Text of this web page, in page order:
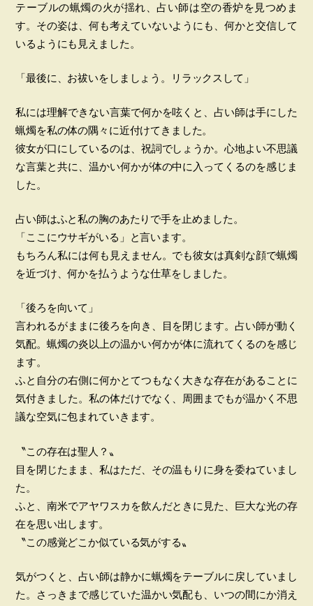
テーブルの蝋燭の火が揺れ、占い師は空の香炉を見つめま
す。その姿は、何も考えていないようにも、何かと交信して
いるようにも見えました。
「最後に、お祓いをしましょう。リラックスして」
私には理解できない言葉で何かを呟くと、占い師は手にした
蝋燭を私の体の隅々に近付けてきました。
彼女が口にしているのは、祝詞でしょうか。心地よい不思議
な言葉と共に、温かい何かが体の中に入ってくるのを感じま
した。
占い師はふと私の胸のあたりで手を止めました。
「ここにウサギがいる」と言います。
もちろん私には何も見えません。でも彼女は真剣な顔で蝋燭
を近づけ、何かを払うような仕草をしました。
「後ろを向いて」
言われるがままに後ろを向き、目を閉じます。占い師が動く
気配。蝋燭の炎以上の温かい何かが体に流れてくるのを感じ
ます。
ふと自分の右側に何かとてつもなく大きな存在があることに
気付きました。私の体だけでなく、周囲までもが温かく不思
議な空気に包まれていきます。
〝この存在は聖人？〟
目を閉じたまま、私はただ、その温もりに身を委ねていまし
た。
ふと、南米でアヤワスカを飲んだときに見た、巨大な光の存
在を思い出します。
〝この感覚どこか似ている気がする〟
気がつくと、占い師は静かに蝋燭をテーブルに戻していまし
た。さっきまで感じていた温かい気配も、いつの間にか消え